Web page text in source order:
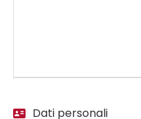
Dati personali